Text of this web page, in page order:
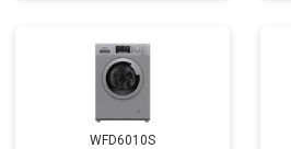
Замена заливного шланга
Замена прессостата
Замена сливного шланга
WFD6010S